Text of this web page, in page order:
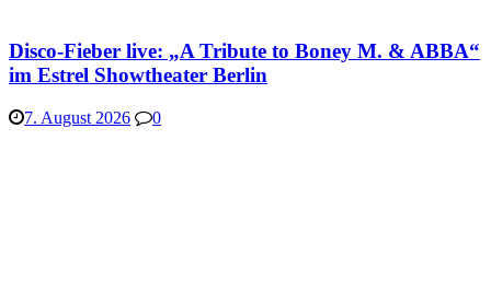
Disco-Fieber live: „A Tribute to Boney M. & ABBA“
im Estrel Showtheater Berlin
7. August 2026 0